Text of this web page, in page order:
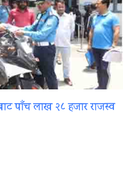
पाँच लाख २८ हजार राजस्व